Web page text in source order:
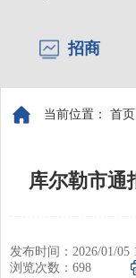
招商
当前位置： 首页
库尔勒市通
发布时间：2026/01/05
浏览次数： 698